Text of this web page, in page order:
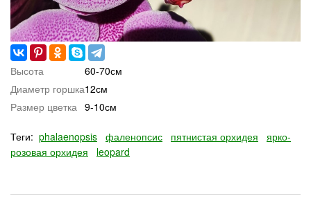
Высота
60-70см
Диаметр горшка12см
Размер цветка 9-10см
Теги: phalaenopsis фаленопсис пятнистая орхидея
ярко-
розовая орхидея
leopard